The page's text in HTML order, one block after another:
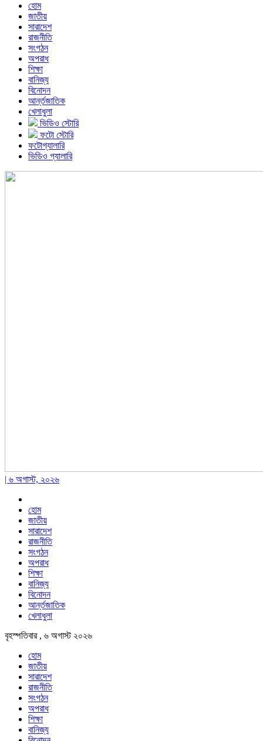
হোম
জাতীয়
সারাদেশ
রাজনীতি
সংগঠন
অপরাধ
শিক্ষা
বানিজ্য
বিনোদন
আর্ন্তজাতিক
খেলাধুলা
ভিডিও স্টোরি
ফটো স্টোরি
ফটোগ্যালারি
ভিডিও গ্যালারি
| ৬ অগাস্ট, ২০২৬
হোম
জাতীয়
সারাদেশ
রাজনীতি
সংগঠন
অপরাধ
শিক্ষা
বানিজ্য
বিনোদন
আর্ন্তজাতিক
খেলাধুলা
বৃহস্পতিবার , ৬ অগাস্ট ২০২৬
হোম
জাতীয়
সারাদেশ
রাজনীতি
সংগঠন
অপরাধ
শিক্ষা
বানিজ্য